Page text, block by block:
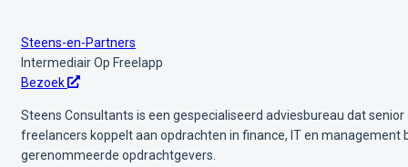
Steens-en-Partners
IntermediairOp Freelapp
Bezoek
Steens Consultants is een gespecialiseerd adviesbureau dat senior
freelancers koppelt aan opdrachten in finance, IT en management
gerenommeerde opdrachtgevers.